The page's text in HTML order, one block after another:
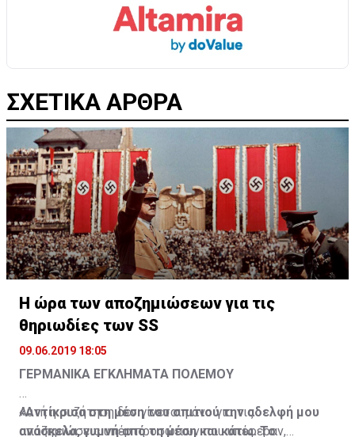
ΣΧΕΤΙΚΑ ΑΡΘΡΑ
Η ώρα των αποζημιώσεων για τις
θηριωδίες των SS
09.06.2019 18:05
ΓΕΡΜΑΝΙΚΑ ΕΓΚΛΗΜΑΤΑ ΠΟΛΕΜΟΥ
«Αντίκρισα στη μέση του σπιτιού την αδελφή μου
ανάσκελα, γυμνή από τη μέση και κάτω. Το
Αυτή η συζήτηση δεν γίνεται μόνο για τις
αποζημιώσεις υπέρ προσώπων που υπέφεραν,